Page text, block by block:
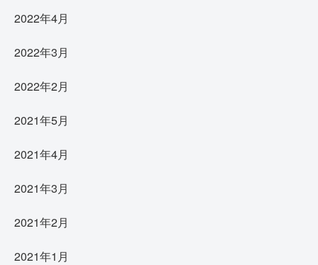
2022年4月
2022年3月
2022年2月
2021年5月
2021年4月
2021年3月
2021年2月
2021年1月